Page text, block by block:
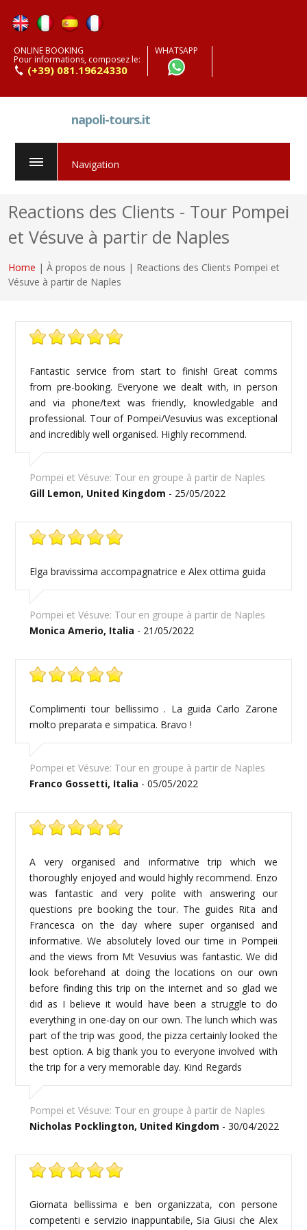
ONLINE BOOKING
Pour informations, composez le:
(+39) 081.19624330
WHATSAPP
napoli-tours.it
Navigation
Reactions des Clients - Tour Pompei
et Vésuve à partir de Naples
Home | À propos de nous | Reactions des Clients Pompei et
Vésuve à partir de Naples
Fantastic service from start to finish! Great comms
from pre-booking. Everyone we dealt with, in person
and via phone/text was friendly, knowledgable and
professional. Tour of Pompei/Vesuvius was exceptional
and incredibly well organised. Highly recommend.
Pompei et Vésuve: Tour en groupe à partir de Naples
Gill Lemon, United Kingdom - 25/05/2022
Elga bravissima accompagnatrice e Alex ottima guida
Pompei et Vésuve: Tour en groupe à partir de Naples
Monica Amerio, Italia - 21/05/2022
Complimenti tour bellissimo . La guida Carlo Zarone
molto preparata e simpatica. Bravo !
Pompei et Vésuve: Tour en groupe à partir de Naples
Franco Gossetti, Italia - 05/05/2022
A very organised and informative trip which we
thoroughly enjoyed and would highly recommend. Enzo
was fantastic and very polite with answering our
questions pre booking the tour. The guides Rita and
Francesca on the day where super organised and
informative. We absolutely loved our time in Pompeii
and the views from Mt Vesuvius was fantastic. We did
look beforehand at doing the locations on our own
before finding this trip on the internet and so glad we
did as I believe it would have been a struggle to do
everything in one-day on our own. The lunch which was
part of the trip was good, the pizza certainly looked the
best option. A big thank you to everyone involved with
the trip for a very memorable day. Kind Regards
Pompei et Vésuve: Tour en groupe à partir de Naples
Nicholas Pocklington, United Kingdom - 30/04/2022
Giornata bellissima e ben organizzata, con persone
competenti e servizio inappuntabile, Sia Giusi che Alex